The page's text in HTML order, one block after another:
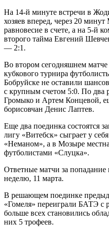
На 14-й минуте встречи в
хозяев вперед, через 20
равновесие в счете, а на 5-й
второго тайма Евгений
— 2:1.
Во втором сегодняшнем
кубкового турнира
Бобруйске не оставили
с крупным счетом 5:0. По два
Громыко и Артем Концевой,
борисовчан Денис Лаптев.
Еще два поединка состоятся
лигу «Витебск» сыграет у
«Неманом», а в Мозыре
футболистами «Слуцка».
Ответные матчи за
неделю, 11 марта.
В решающем поединке
«Гомеля» переиграли БАТЭ с
больше всех становились
них 5 трофеев.